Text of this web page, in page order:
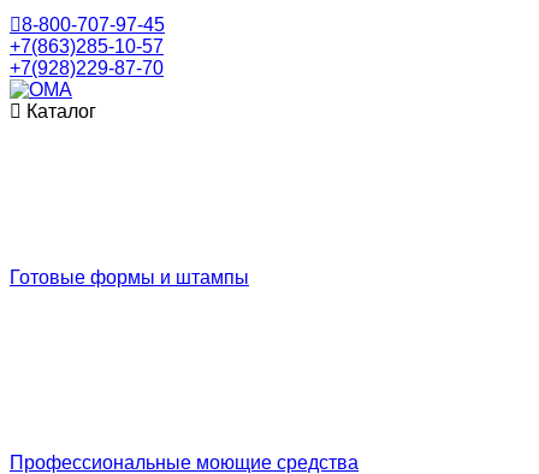
8-800-707-97-45
+7(863)285-10-57
+7(928)229-87-70
Каталог
Готовые формы и штампы
Профессиональные моющие средства